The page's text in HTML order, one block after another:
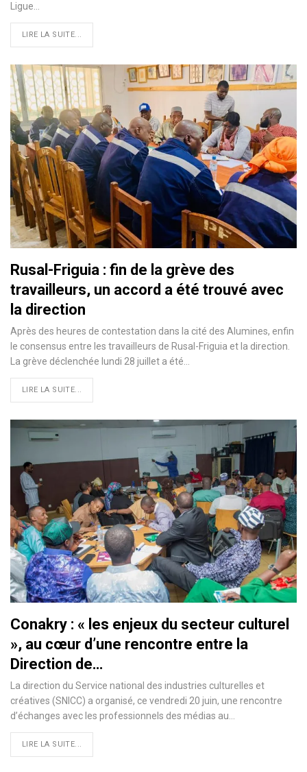
Ligue…
LIRE LA SUITE...
Rusal-Friguia : fin de la grève des
travailleurs, un accord a été trouvé avec
la direction
Après des heures de contestation dans la cité des Alumines, enfin
le consensus entre les travailleurs de Rusal-Friguia et la direction.
La grève déclenchée lundi 28 juillet a été…
LIRE LA SUITE...
Conakry : « les enjeux du secteur culturel
», au cœur d’une rencontre entre la
Direction de…
La direction du Service national des industries culturelles et
créatives (SNICC) a organisé, ce vendredi 20 juin, une rencontre
d’échanges avec les professionnels des médias au…
LIRE LA SUITE...